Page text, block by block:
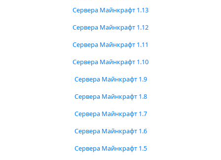
Сервера Майнкрафт 1.13
Сервера Майнкрафт 1.12
Сервера Майнкрафт 1.11
Сервера Майнкрафт 1.10
Сервера Майнкрафт 1.9
Сервера Майнкрафт 1.8
Сервера Майнкрафт 1.7
Сервера Майнкрафт 1.6
Сервера Майнкрафт 1.5